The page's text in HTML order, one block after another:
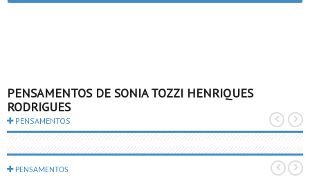
PENSAMENTOS DE SONIA TOZZI HENRIQUES
RODRIGUES
PENSAMENTOS
PENSAMENTOS